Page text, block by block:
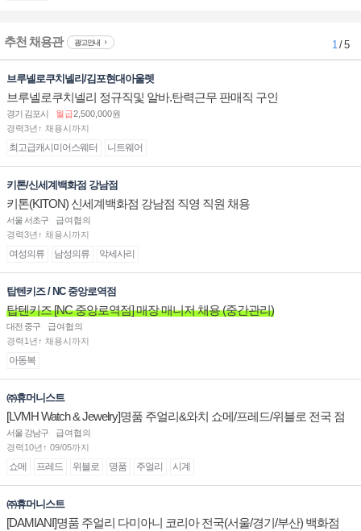
추천 채용관 광고안내 1/ 5
브루넬로쿠치넬리/김포현대아울렛
브루넬로쿠치넬리 정규직및 알바.탄력근무 판매직 구인
경기 김포시 월급2,500,000원
경력3년↑ 채용시까지
최고급캐시미어스웨터 니트웨어
키톤/신세계백화점 강남점
키톤(KITON) 신세계백화점 강남점 직영 직원 채용
서울 서초구
급여협의
경력3년↑ 채용시까지
여성의류 남성의류 악세사리
탑텐키즈 / NC 중앙로역점
탑텐키즈 [NC 중앙로역점] 매장 매니저 채용 (중간관리)
대전 중구
급여협의
경력1년↑ 채용시까지
아동복
㈜휴머니스트
[LVMH Watch & Jewelry]명품 주얼리&와치 쇼메/프레드/위블로 전국 점
장/부점장/판매사원 채용
서울 강남구
급여협의
경력10년↑ 09/05까지
쇼메 프레드 위블로 명품 주얼리 시계
㈜휴머니스트
[DAMIANI]명품 주얼리 다미아니 코리아 전국(서울/경기/부산) 백화점